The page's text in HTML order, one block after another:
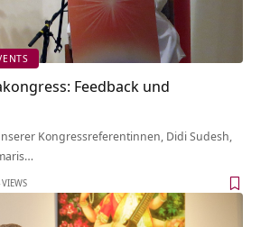
Feedback und
Kongressreferentinnen, Didi Sudesh,